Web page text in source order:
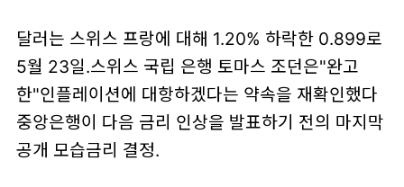
달러는 스위스 프랑에 대해 1.20% 하락한 0.899로
5월 23일.스위스 국립 은행 토마스 조던은"완고
한"인플레이션에 대항하겠다는 약속을 재확인했다
중앙은행이 다음 금리 인상을 발표하기 전의 마지막
공개 모습금리 결정.